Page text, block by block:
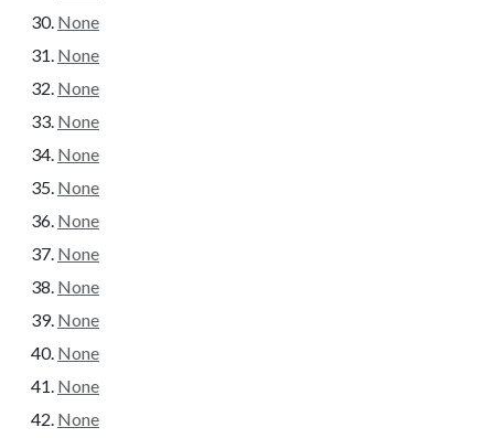
None
None
None
None
None
None
None
None
None
None
None
None
None